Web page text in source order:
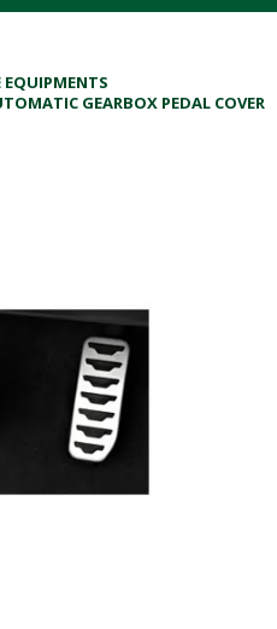
EQUIPMENTS
GEARBOX PEDAL COVER